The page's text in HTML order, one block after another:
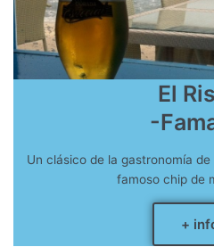
El
-
Un clásico de la gastronomía
famoso chip de
+